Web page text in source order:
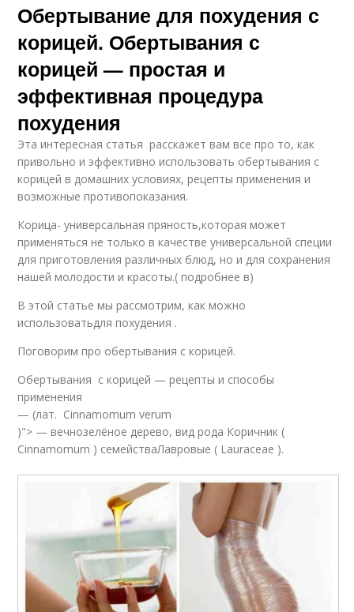
Обертывание для похудения с
корицей. Обертывания с
корицей — простая и
эффективная процедура
похудения
Эта интересная статья расскажет вам все про то, как
привольно и эффективно использовать обертывания с
корицей в домашних условиях, рецепты применения и
возможные противопоказания.
Корица- универсальная пряность,которая может
применяться не только в качестве универсальной специи
для приготовления различных блюд, но и для сохранения
нашей молодости и красоты.( подробнее в)
В этой статье мы рассмотрим, как можно
использоватьдля похудения .
Поговорим про обертывания с корицей.
Обертывания с корицей — рецепты и способы
применения
— (лат. Cinnamomum verum
)"> — вечнозелёное дерево, вид рода Коричник (
Cinnamomum ) семействаЛавровые ( Lauraceae ).